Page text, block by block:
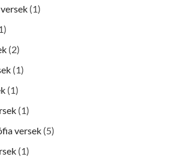
(1)
(2)
(1)
(1)
(1)
versek (5)
(1)